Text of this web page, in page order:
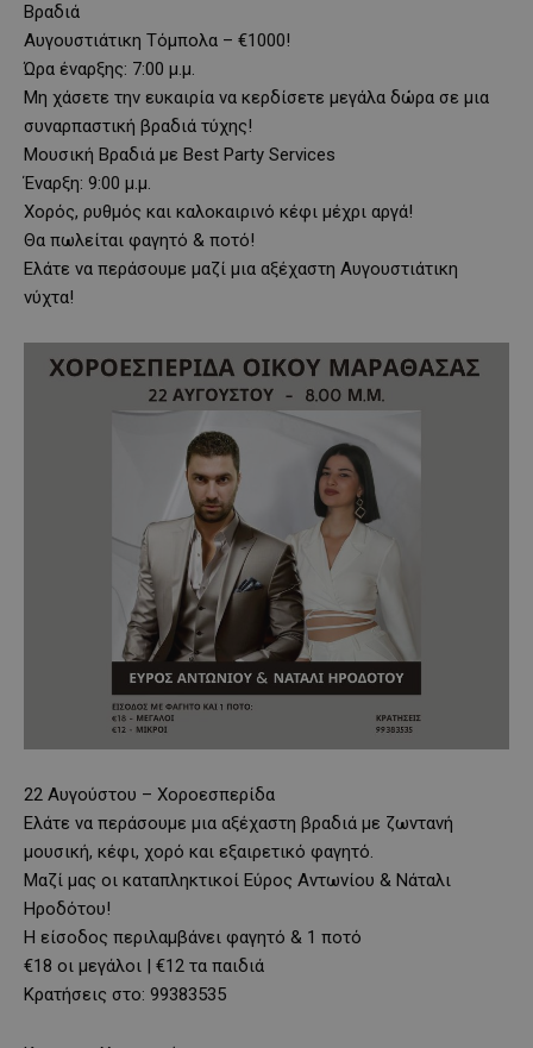
Βραδιά
Αυγουστιάτικη Τόμπολα – €1000!
Ώρα έναρξης: 7:00 μ.μ.
Μη χάσετε την ευκαιρία να κερδίσετε μεγάλα δώρα σε μια
συναρπαστική βραδιά τύχης!
Μουσική Βραδιά με Best Party Services
Έναρξη: 9:00 μ.μ.
Χορός, ρυθμός και καλοκαιρινό κέφι μέχρι αργά!
Θα πωλείται φαγητό & ποτό!
Ελάτε να περάσουμε μαζί μια αξέχαστη Αυγουστιάτικη
νύχτα!
22 Αυγούστου – Χοροεσπερίδα
Ελάτε να περάσουμε μια αξέχαστη βραδιά με ζωντανή
μουσική, κέφι, χορό και εξαιρετικό φαγητό.
Μαζί μας οι καταπληκτικοί Εύρος Αντωνίου & Νάταλι
Ηροδότου!
Η είσοδος περιλαμβάνει φαγητό & 1 ποτό
€18 οι μεγάλοι | €12 τα παιδιά
Κρατήσεις στο: 99383535